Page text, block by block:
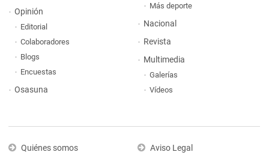
Opinión
Editorial
Colaboradores
Blogs
Encuestas
Osasuna
Más deporte
Nacional
Revista
Multimedia
Galerías
Vídeos
Quiénes somos
Aviso Legal